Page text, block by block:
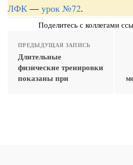
ЛФК — урок №72.
Поделитесь с коллегами
ПРЕДЫДУЩАЯ ЗАПИСЬ
Длительные
физические тренировки
показаны при